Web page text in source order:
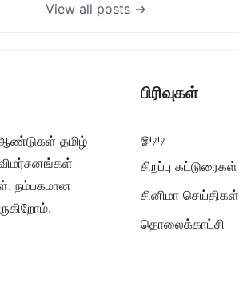
View all posts →
ஆண்டுகள் தமிழ்
நம்பகமான
பிரிவுகள்
ஓடிடி
சிறப்பு கட்டுரைகள்
சினிமா செய்திகள்
தொலைக்காட்சி